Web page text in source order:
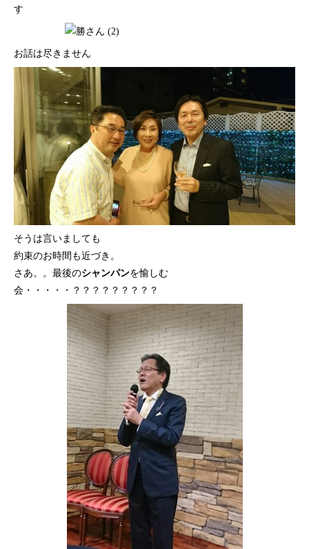
す
お話は尽きません
そうは言いましても
約束のお時間も近づき。
さあ。。最後のシャンパンを愉しむ
会・・・・・？？？？？？？？？